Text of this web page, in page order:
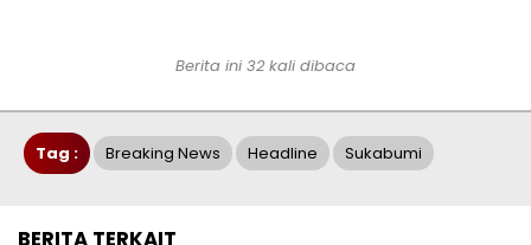
Berita ini 32 kali dibaca
Tag : Breaking News Headline Sukabumi
BERITA TERKAIT